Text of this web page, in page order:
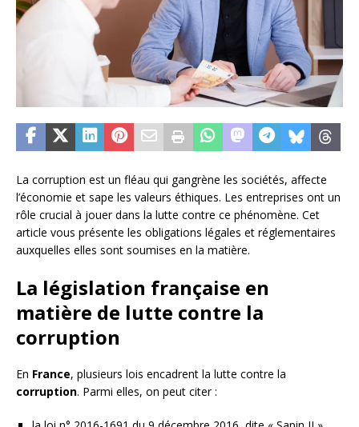
La corruption est un fléau qui gangrène les sociétés, affecte
l’économie et sape les valeurs éthiques. Les entreprises ont un
rôle crucial à jouer dans la lutte contre ce phénomène. Cet
article vous présente les obligations légales et réglementaires
auxquelles elles sont soumises en la matière.
La législation française en
matière de lutte contre la
corruption
En France, plusieurs lois encadrent la lutte contre la
corruption. Parmi elles, on peut citer :